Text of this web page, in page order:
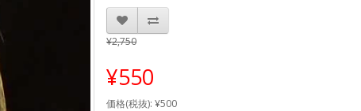
¥2,750
¥550
価格(税抜): ¥500